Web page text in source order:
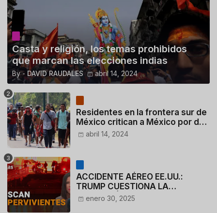
Casta y religión, los temas prohibidos
que marcan las elecciones indias
By - DAVID RAUDALES abril 14, 2024
Residentes en la frontera sur de
México critican a México por dar
110 dólares a migrantes
abril 14, 2024
ACCIDENTE AÉREO EE.UU.:
TRUMP CUESTIONA LA
ACTUACIÓN DE LOS
enero 30, 2025